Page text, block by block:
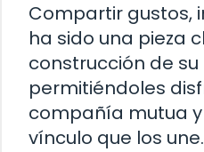
Compartir gustos,
ha sido una pieza
construcción de su
permitiéndoles
compañía mutua
vínculo que los une.